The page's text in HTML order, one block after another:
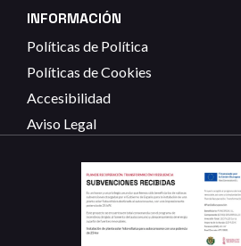
INFORMACIÓN
Políticas de Política
Políticas de Cookies
Accesibilidad
Aviso Legal